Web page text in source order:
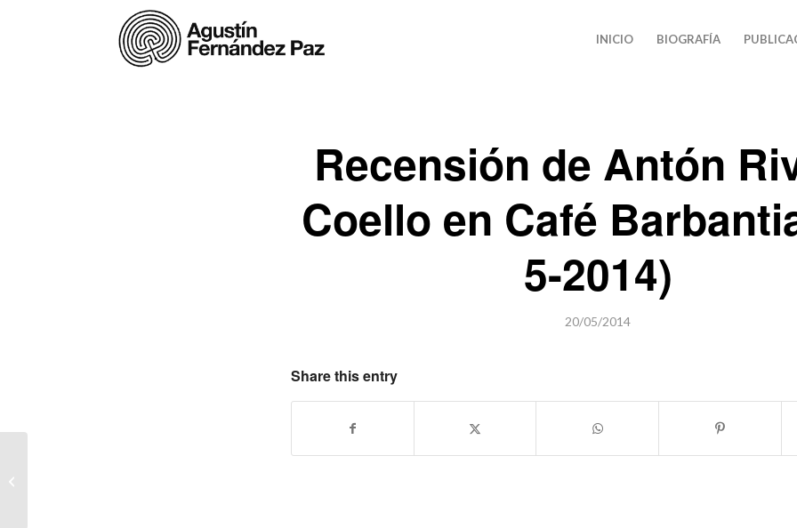
INICIO BIOGRAFÍA
Recensión de Antón
Coello en Café
5-2014)
20/05/2014
Share this entry